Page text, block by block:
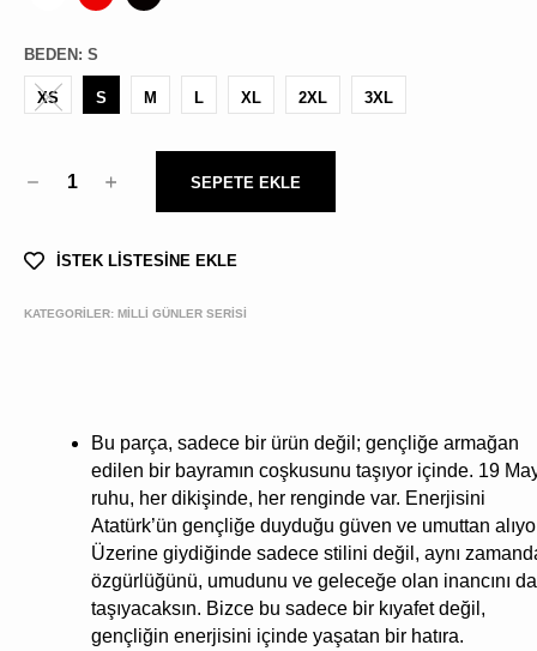
BEDEN : S
XS S M L XL 2XL 3XL
1 SEPETE EKLE
İSTEK LİSTESİNE EKLE
KATEGORİLER: MİLLİ GÜNLER SERİSİ
Bu parça, sadece bir ürün değil; gençliğe armağan
edilen bir bayramın coşkusunu taşıyor içinde. 19
ruhu, her dikişinde, her renginde var. Enerjisini
Atatürk’ün gençliğe duyduğu güven ve umuttan
Üzerine giydiğinde sadece stilini değil, aynı
özgürlüğünü, umudunu ve geleceğe olan inancını da
taşıyacaksın. Bizce bu sadece bir kıyafet değil,
gençliğin enerjisini içinde yaşatan bir hatıra.